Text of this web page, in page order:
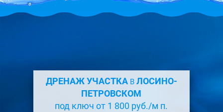
ДРЕНАЖ УЧАСТКА ВЛОСИНО-
ПЕТРОВСКОМ
под ключ от 1 800 руб./м п.